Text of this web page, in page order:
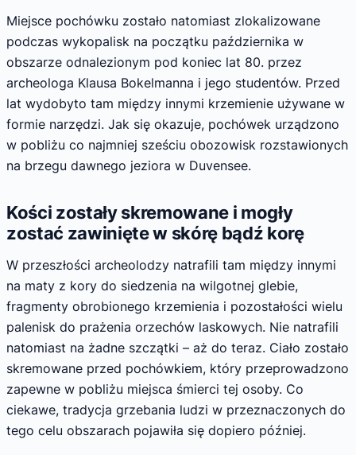
Miejsce pochówku zostało natomiast zlokalizowane
podczas wykopalisk na początku października w
obszarze odnalezionym pod koniec lat 80. przez
archeologa Klausa Bokelmanna i jego studentów. Przed
lat wydobyto tam między innymi krzemienie używane w
formie narzędzi. Jak się okazuje, pochówek urządzono
w pobliżu co najmniej sześciu obozowisk rozstawionych
na brzegu dawnego jeziora w Duvensee.
Kości zostały skremowane i mogły
zostać zawinięte w skórę bądź korę
W przeszłości archeolodzy natrafili tam między innymi
na maty z kory do siedzenia na wilgotnej glebie,
fragmenty obrobionego krzemienia i pozostałości wielu
palenisk do prażenia orzechów laskowych. Nie natrafili
natomiast na żadne szczątki – aż do teraz. Ciało zostało
skremowane przed pochówkiem, który przeprowadzono
zapewne w pobliżu miejsca śmierci tej osoby. Co
ciekawe, tradycja grzebania ludzi w przeznaczonych do
tego celu obszarach pojawiła się dopiero później.